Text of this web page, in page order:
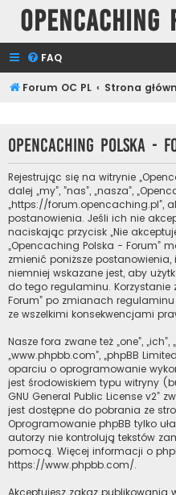
Opencaching
FAQ
Forum OC PL Strona
Opencaching Polska -
Rejestrując się na witrynie
dalej „my”, ”nas”, „nasza”,
„https://forum.opencaching.pl”,
postanowienia. Jeśli ich nie
naciskając przycisk „Nie
„Opencaching Polska - Forum”
zmienić poniższe
niemniej wskazane jest, aby
do tego regulaminu. Korzystanie
Forum” po zmianach
ze wszelkimi konsekwencjami
Nasze fora zwane też „one”, „ich”,
„www.phpbb.com”, „phpBB
oparciu o oprogramowanie
jest środowiskiem typu witryny
GNU General Public License v2”
jest dostępne do pobrania ze
Oprogramowanie phpBB tylko
autorzy nie kontrolują tekstów
pomocą. Więcej informacji o
https://www.phpbb.com/.